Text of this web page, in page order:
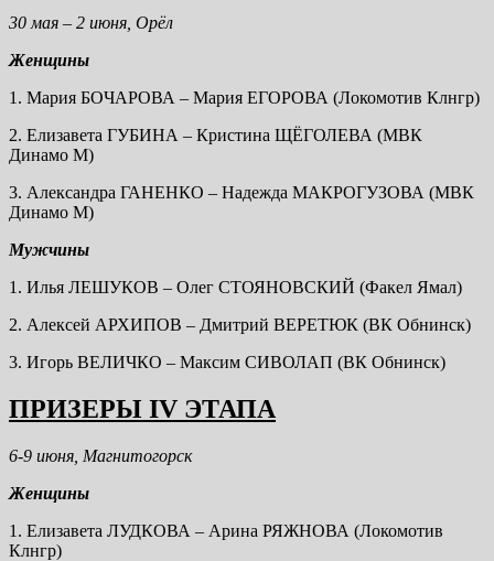
30 мая – 2 июня, Орёл
Женщины
1. Мария БОЧАРОВА – Мария ЕГОРОВА (Локомотив Клнгр)
2. Елизавета ГУБИНА – Кристина ЩЁГОЛЕВА (МВК
Динамо М)
3. Александра ГАНЕНКО – Надежда МАКРОГУЗОВА (МВК
Динамо М)
Мужчины
1. Илья ЛЕШУКОВ – Олег СТОЯНОВСКИЙ (Факел Ямал)
2. Алексей АРХИПОВ – Дмитрий ВЕРЕТЮК (ВК Обнинск)
3. Игорь ВЕЛИЧКО – Максим СИВОЛАП (ВК Обнинск)
ПРИЗЕРЫ IV ЭТАПА
6-9 июня, Магнитогорск
Женщины
1. Елизавета ЛУДКОВА – Арина РЯЖНОВА (Локомотив
Клнгр)